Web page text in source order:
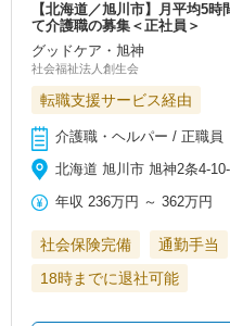
【北海道／旭川市】月平均5
て介護職の募集＜正社員＞
グッドケア・旭神
社会福祉法人創生会
転職支援サービス経由
介護職・ヘルパー / 正職員
北海道 旭川市 旭神2条4-
年収 236万円 ～362万円
社会保険完備 通勤手当
18時までに退社可能